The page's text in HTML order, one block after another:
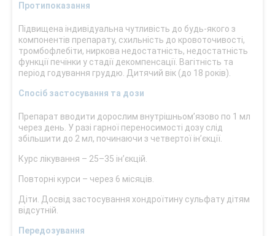
Протипоказання
Підвищена індивідуальна чутливість до будь-якого з
компонентів препарату, схильність до кровоточивості,
тромбофлебіти, ниркова недостатність, недостатність
функції печінки у стадії декомпенсації. Вагітність та
період годування груддю. Дитячий вік (до 18 років).
Спосіб застосування та дози
Препарат вводити дорослим внутрішньом’язово по 1 мл
через день. У разі гарної переносимості дозу слід
збільшити до 2 мл, починаючи з четвертої ін’єкції.
Курс лікування – 25–35 ін’єкцій.
Повторні курси – через 6 місяців.
Діти. Досвід застосування хондроїтину сульфату дітям
відсутній.
Передозування